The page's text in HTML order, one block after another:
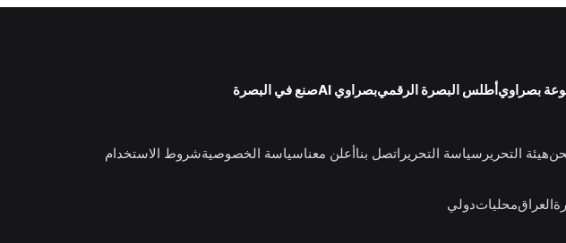
بصراويأطلس البصرة الرقميبصراوي AI صنع في البصرة
هيئة التحرير سياسة التحرير اتصل بناأعلن معناسياسة الخصوصيةشروط الاستخدام
العراقمحلياتدولي